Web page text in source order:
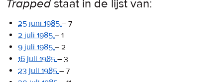
Trappedstaat in de lijst van:
25 juni 1985 – 7
2 juli 1985 – 1
9 juli 1985 – 2
16 juli 1985 – 3
23 juli 1985 – 7